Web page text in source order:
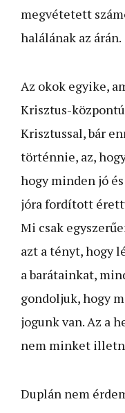
megvétetett
halálának az árán.
Az okok egyike,
Krisztus-
Krisztussal, bár
történnie, az,
hogy minden jó
jóra fordított
Mi csak
azt a tényt, hogy
a barátainkat,
gondoljuk, hogy
jogunk van. Az a
nem minket
Duplán nem